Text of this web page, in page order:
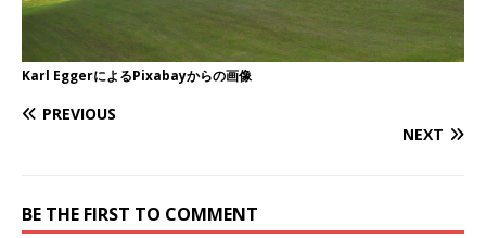
Karl EggerによるPixabayからの画像
PREVIOUS
NEXT
BE THE FIRST TO COMMENT